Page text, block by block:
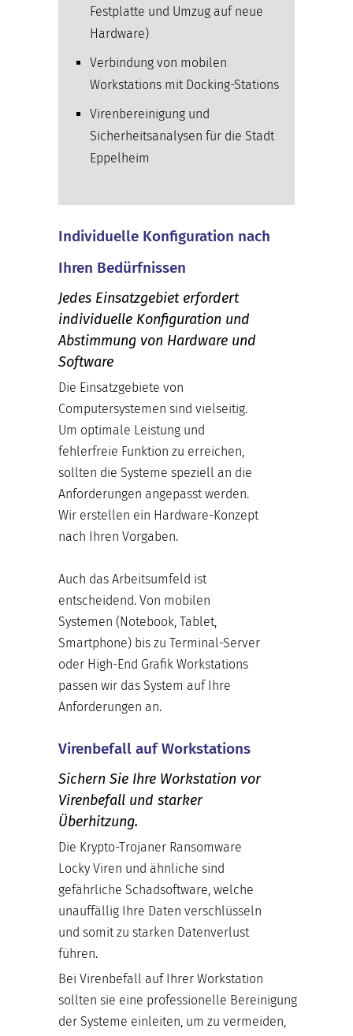
Festplatte und Umzug auf neue
Hardware)
Verbindung von mobilen
Workstations mit Docking-Stations
Virenbereinigung und
Sicherheitsanalysen für die Stadt
Eppelheim
Individuelle Konfiguration nach
Ihren Bedürfnissen
Jedes Einsatzgebiet erfordert
individuelle Konfiguration und
Abstimmung von Hardware und
Software
Die Einsatzgebiete von
Computersystemen sind vielseitig.
Um optimale Leistung und
fehlerfreie Funktion zu erreichen,
sollten die Systeme speziell an die
Anforderungen angepasst werden.
Wir erstellen ein Hardware-Konzept
nach Ihren Vorgaben.
Auch das Arbeitsumfeld ist
entscheidend. Von mobilen
Systemen (Notebook, Tablet,
Smartphone) bis zu Terminal-Server
oder High-End Grafik Workstations
passen wir das System auf Ihre
Anforderungen an.
Virenbefall auf Workstations
Sichern Sie Ihre Workstation vor
Virenbefall und starker
Überhitzung.
Die Krypto-Trojaner Ransomware
Locky Viren und ähnliche sind
gefährliche Schadsoftware, welche
unauffällig Ihre Daten verschlüsseln
und somit zu starken Datenverlust
führen.
Bei Virenbefall auf Ihrer Workstation
sollten sie eine professionelle Bereinigung
der Systeme einleiten, um zu vermeiden,